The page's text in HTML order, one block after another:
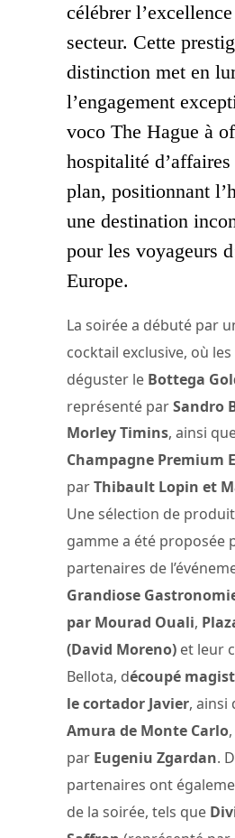
célébrer
secteur. Cette
distinction met en
l’engagement
voco The Hague à
hospitalité
plan, positionnant
une destination
pour les voyageurs
Europe.
La soirée a débuté par
cocktail exclusive, où
déguster le Bottega
représenté parSandro
Morley Timins, ainsi
Champagne Premium
parThibault Lopin et
Une sélection de
gamme a été proposée
partenaires de
Grandiose
par Mourad Ouali,
(David Moreno) et leur
Bellota, découpé
le cortador Javier, ainsi
Amura de Monte Carlo
par Eugeniu Zgardan.
partenaires ont
de la soirée, tels que